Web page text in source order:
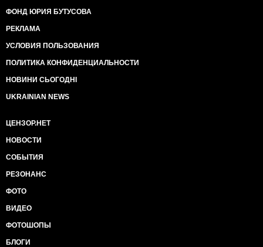
ФОНД ЮРИЯ БУТУСОВА
РЕКЛАМА
УСЛОВИЯ ПОЛЬЗОВАНИЯ
ПОЛИТИКА КОНФИДЕНЦИАЛЬНОСТИ
НОВИНИ СЬОГОДНІ
UKRAINIAN NEWS
ЦЕНЗОР.НЕТ
НОВОСТИ
СОБЫТИЯ
РЕЗОНАНС
ФОТО
ВИДЕО
ФОТОШОПЫ
БЛОГИ